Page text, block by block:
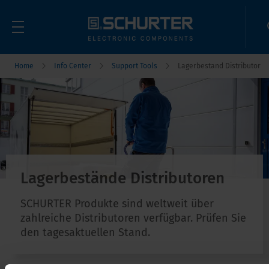
Home Info Center Support Tools Lagerbestand Distributor
Lagerbestände Distributoren
SCHURTER Produkte sind weltweit über
zahlreiche Distributoren verfügbar. Prüfen Sie
den tagesaktuellen Stand.